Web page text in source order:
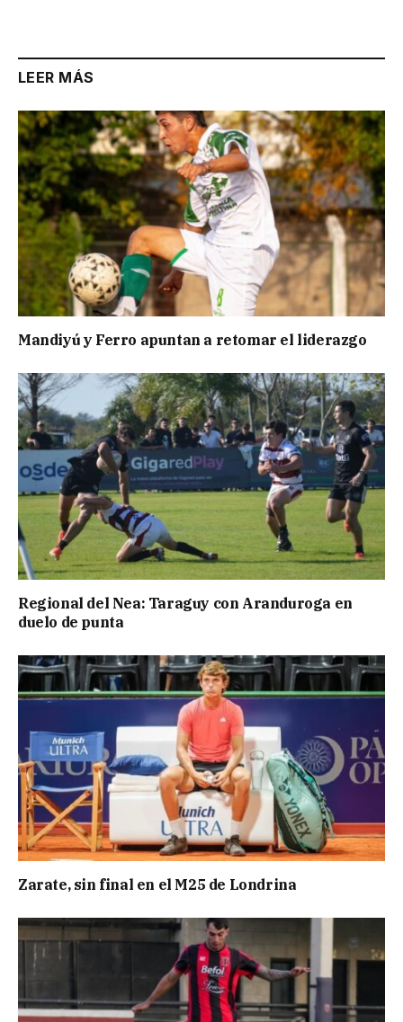
LEER MÁS
Mandiyú y Ferro apuntan a retomar el liderazgo
Regional del Nea: Taraguy con Aranduroga en
duelo de punta
Zarate, sin final en el M25 de Londrina